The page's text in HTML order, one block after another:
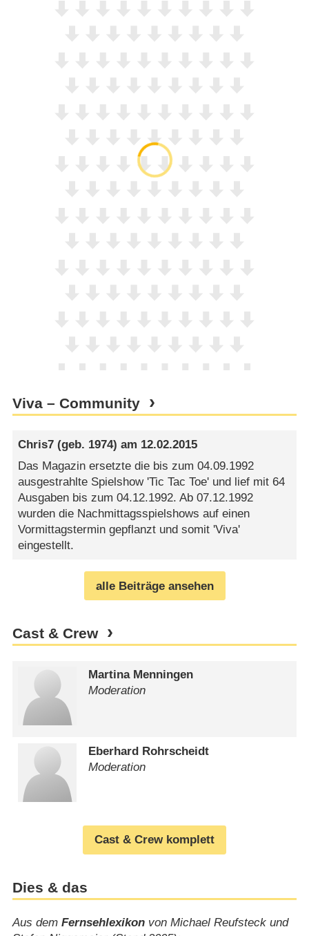
Viva – Community
Chris7 (geb. 1974) am 12.02.2015
Das Magazin ersetzte die bis zum 04.09.1992
ausgestrahlte Spielshow 'Tic Tac Toe' und lief mit 64
Ausgaben bis zum 04.12.1992. Ab 07.12.1992
wurden die Nachmittagsspielshows auf einen
Vormittagstermin gepflanzt und somit 'Viva'
eingestellt.
alle Beiträge ansehen
Cast & Crew
Martina Menningen
Moderation
Eberhard Rohrscheidt
Moderation
Cast & Crew komplett
Dies & das
Aus dem Fernsehlexikonvon Michael Reufsteck und